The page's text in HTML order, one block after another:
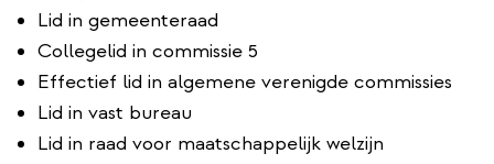
Lid in gemeenteraad
Collegelid in commissie 5
Effectief lid in algemene verenigde commissies
Lid in vast bureau
Lid in raad voor maatschappelijk welzijn